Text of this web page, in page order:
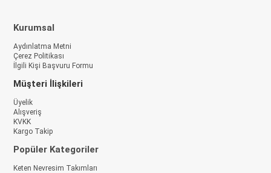
Kurumsal
Aydınlatma Metni
Çerez Politikası
İlgili Kişi Başvuru Formu
Müşteri İlişkileri
Üyelik
Alışveriş
KVKK
Kargo Takip
Popüler Kategoriler
Keten Nevresim Takımları